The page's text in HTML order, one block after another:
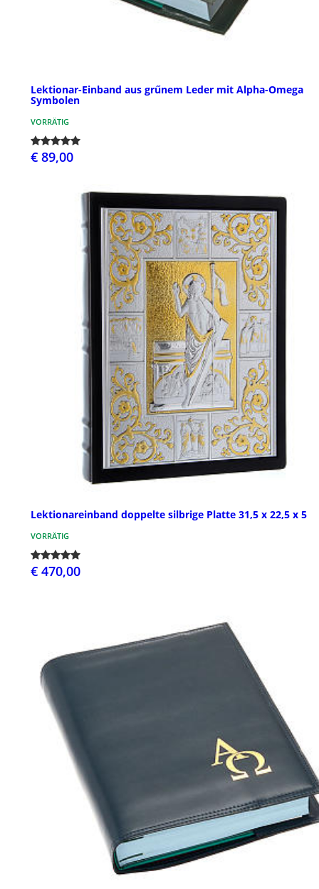
Lektionar-Einband aus grűnem Leder mit Alpha-Omega
Symbolen
VORRÄTIG
€ 89,00
Lektionareinband doppelte silbrige Platte 31,5 x 22,5 x 5
VORRÄTIG
€ 470,00